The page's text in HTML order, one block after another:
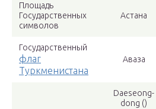
Площадь
Государственных
символов
Астана
Государственный
флаг
Туркменистана
Аваза
Daeseong-
dong ()